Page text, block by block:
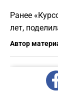
Ранее
лет,
Автор